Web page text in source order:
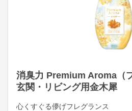
消臭力 Premium Aroma（
玄関・リビング用金木犀
心くすぐる儚げフレグランス